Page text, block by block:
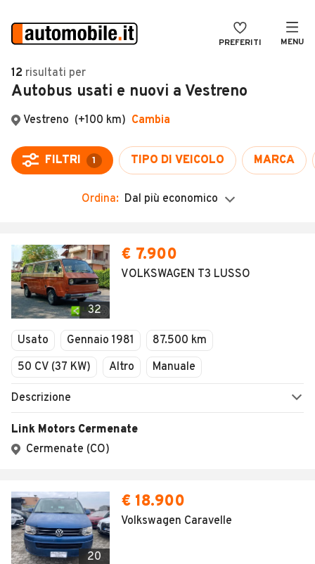
PREFERITI MENU
Auto
Auto usate
Auto Km 0
Auto Nuove
Noleggio a lungo termine
Moto
Camper
Veicoli Commerciali
Concessionari
VENDI
MAGAZINE
ACCEDI
12 risultati per
Autobus usati e nuovi a Vestreno
Vestreno (+100 km) Cambia
FILTRI 1 TIPO DI VEICOLO MARCA
Ordina: Dal più economico
32
€ 7.900
VOLKSWAGEN T3 LUSSO
Usato Gennaio 1981
87.500 km
50 CV (37 KW)
Altro Manuale
Descrizione
Link Motors Cermenate
Cermenate (CO)
20
€ 18.900
Volkswagen Caravelle